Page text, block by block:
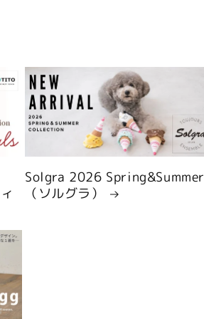
Solgra 2026 Spring&Summer
（ソルグラ）